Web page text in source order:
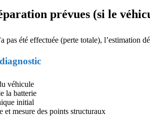
prévues (si le
pas été effectuée (perte totale), l’estimation
véhicule
la batterie
initial
et mesure des points structuraux